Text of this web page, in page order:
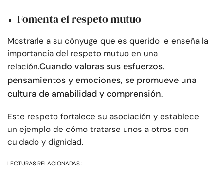
Fomenta el respeto mutuo
Mostrarle a su cónyuge que es querido le enseña la
importancia del respeto mutuo en una
relación.Cuando valoras sus esfuerzos,
pensamientos y emociones, se promueve una
cultura de amabilidad y comprensión.
Este respeto fortalece su asociación y establece
un ejemplo de cómo tratarse unos a otros con
cuidado y dignidad.
LECTURAS RELACIONADAS :